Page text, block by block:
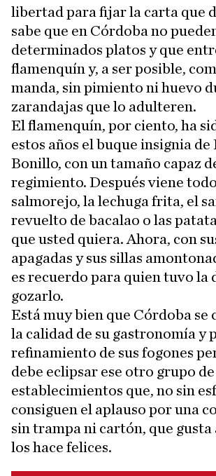
libertad para fijar la carta que
sabe que en Córdoba no
determinados platos y que
flamenquín y, a ser posible,
manda, sin pimiento ni huevo
zarandajas que lo adulteren.
El flamenquín, por ciento, ha
estos años el buque insignia
Bonillo, con un tamaño capaz
regimiento. Después viene
salmorejo, la lechuga frita, el
revuelto de bacalao o las
que usted quiera. Ahora, con
apagadas y sus sillas
es recuerdo para quien tuvo la
gozarlo.
Está muy bien que Córdoba se
la calidad de su gastronomía y
refinamiento de sus fogones
debe eclipsar ese otro grupo de
establecimientos que, no sin
consiguen el aplauso por una
sin trampa ni cartón, que gusta
los hace felices.